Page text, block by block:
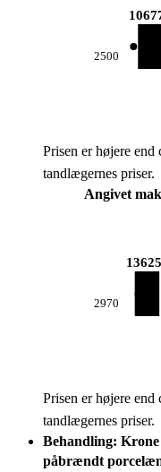
2500
Prisen er højere end
tandlægernes priser.
Angivet
2970
13625
Prisen er højere end
tandlægernes priser.
Behandling:
påbrændt